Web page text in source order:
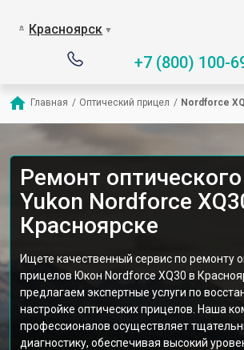
Красноярск ▼
+7 (800) 100-
Главная / Оптический прицел / Nordforce
Ремонт
Yukon Nordforce
Красноярске
Ищете качественный сервис по ремонту
прицелов Юкон Nordforce XQ30 в
предлагаем экспертные услуги по
настройке оптических прицелов. Наша
профессионалов осуществляет
диагностику, обеспечивая высокий